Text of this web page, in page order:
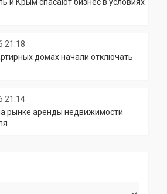
21:18
домах начали отключать
21:14
рынке аренды недвижимости